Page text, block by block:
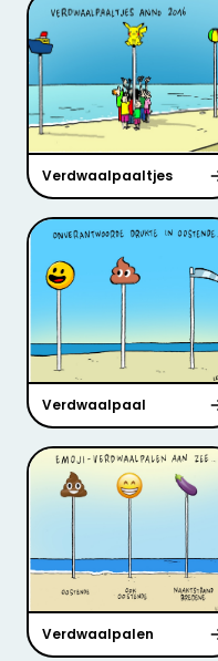
Verdwaalpaaltjes
Verdwaalpaal
Verdwaalpalen